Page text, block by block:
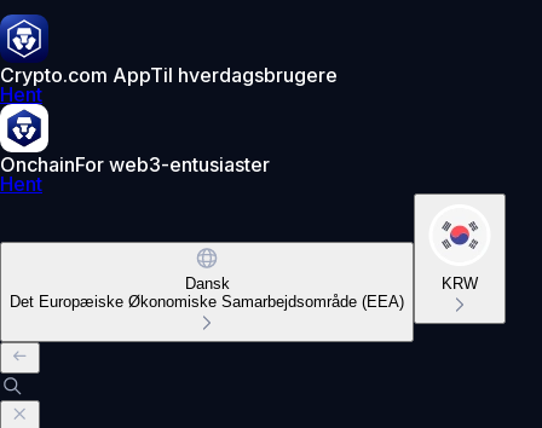
Crypto.com AppTil hverdagsbrugere
Hent
OnchainFor web3-entusiaster
Hent
Dansk
Det Europæiske Økonomiske Samarbejdsområde (EEA)
KRW